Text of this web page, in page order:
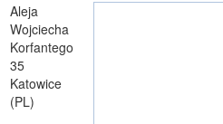
Aleja
Wojciecha
Korfantego
35
Katowice
(PL)